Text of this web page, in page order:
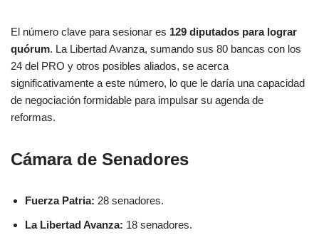
El número clave para sesionar es 129 diputados para lograr
quórum. La Libertad Avanza, sumando sus 80 bancas con los
24 del PRO y otros posibles aliados, se acerca
significativamente a este número, lo que le daría una capacidad
de negociación formidable para impulsar su agenda de
reformas.
Cámara de Senadores
Fuerza Patria: 28 senadores.
La Libertad Avanza: 18 senadores.